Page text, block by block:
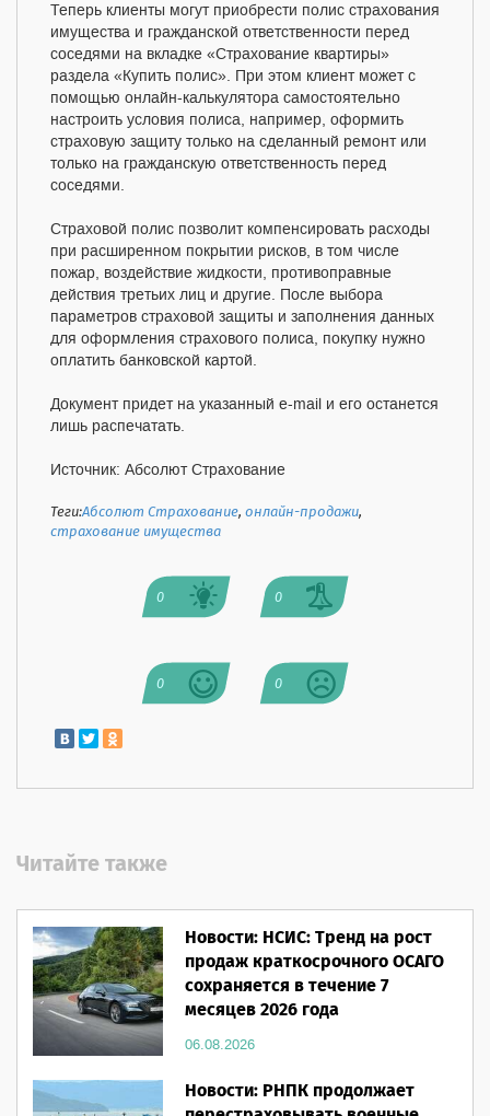
Теперь клиенты могут приобрести полис страхования
имущества и гражданской ответственности перед
соседями на вкладке «Страхование квартиры»
раздела «Купить полис». При этом клиент может с
помощью онлайн-калькулятора самостоятельно
настроить условия полиса, например, оформить
страховую защиту только на сделанный ремонт или
только на гражданскую ответственность перед
соседями.
Страховой полис позволит компенсировать расходы
при расширенном покрытии рисков, в том числе
пожар, воздействие жидкости, противоправные
действия третьих лиц и другие. После выбора
параметров страховой защиты и заполнения данных
для оформления страхового полиса, покупку нужно
оплатить банковской картой.
Документ придет на указанный e-mail и его останется
лишь распечатать.
Источник: Абсолют Страхование
Теги:Абсолют Страхование,онлайн-продажи,
страхование имущества
0 0
0 0
Читайте также
Новости: НСИС: Тренд на рост
продаж краткосрочного ОСАГО
сохраняется в течение 7
месяцев 2026 года
06.08.2026
Новости: РНПК продолжает